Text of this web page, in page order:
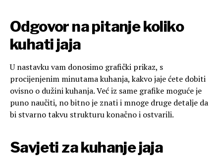
Odgovor na pitanje koliko
kuhati jaja
U nastavku vam donosimo grafički prikaz, s
procijenjenim minutama kuhanja, kakvo jaje ćete dobiti
ovisno o dužini kuhanja. Već iz same grafike moguće je
puno naučiti, no bitno je znati i mnoge druge detalje da
bi stvarno takvu strukturu konačno i ostvarili.
Savjeti za kuhanje jaja